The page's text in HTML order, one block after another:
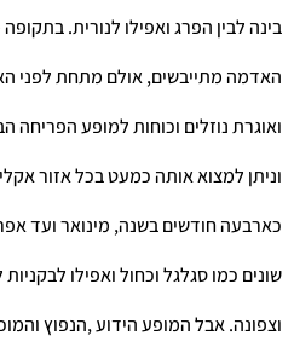
בינה לבין הפרג ואפילו לנורית.
האדמה מתייבשים, אולם מתחת לפני
ואוגרת נוזלים וכוחות למופע הפריחה
וניתן למצוא אותה כמעט בכל אזור
כארבעה חודשים בשנה, מינואר ועד
שונים כמו סגלגל וכחול ואפילו
וצפונה. אבל המופע הידוע ,הנפוץ